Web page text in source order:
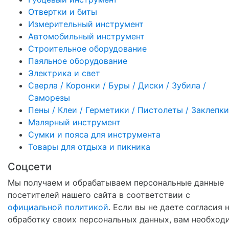
Отвертки и биты
Измерительный инструмент
Автомобильный инструмент
Строительное оборудование
Паяльное оборудование
Электрика и свет
Сверла / Коронки / Буры / Диски / Зубила /
Саморезы
Пены / Клеи / Герметики / Пистолеты / Заклепки
Малярный инструмент
Сумки и пояса для инструмента
Товары для отдыха и пикника
Соцсети
Мы получаем и обрабатываем персональные данные
посетителей нашего сайта в соответствии с
официальной политикой. Если вы не даете согласия
обработку своих персональных данных, вам